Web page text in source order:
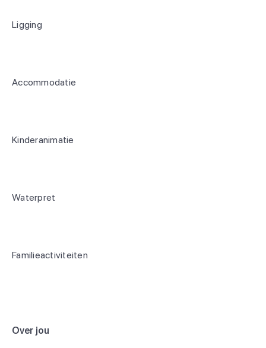
Ligging
Accommodatie
Kinderanimatie
Waterpret
Familieactiviteiten
Over jou